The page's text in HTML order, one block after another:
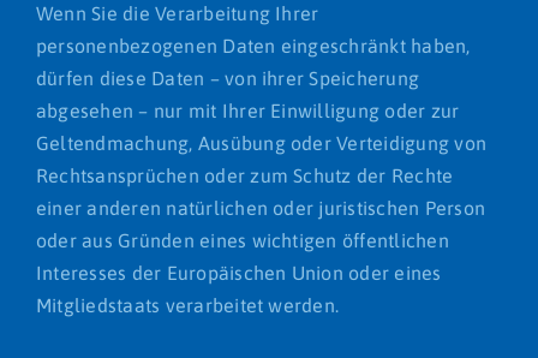
Wenn Sie die Verarbeitung Ihrer
personenbezogenen Daten eingeschränkt haben,
dürfen diese Daten – von ihrer Speicherung
abgesehen – nur mit Ihrer Einwilligung oder zur
Geltendmachung, Ausübung oder Verteidigung von
Rechtsansprüchen oder zum Schutz der Rechte
einer anderen natürlichen oder juristischen Person
oder aus Gründen eines wichtigen öffentlichen
Interesses der Europäischen Union oder eines
Mitgliedstaats verarbeitet werden.